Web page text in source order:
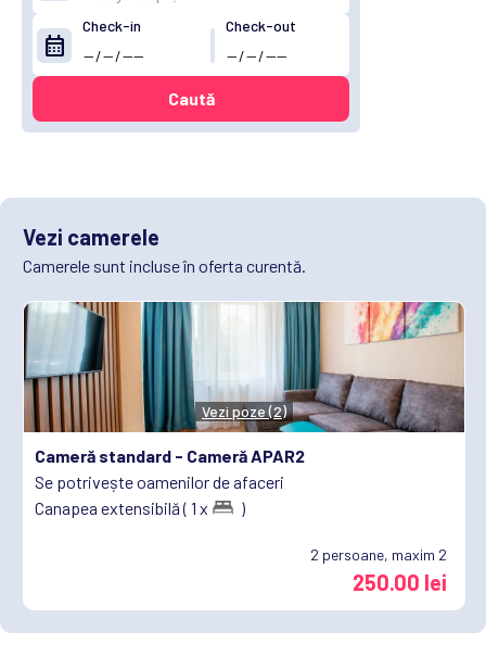
calendar_month
Check-in Check-out
Caută
Vezi camerele
Camerele sunt incluse în oferta curentă.
Vezi poze (2)
Cameră standard - Cameră APAR2
Se potrivește oamenilor de afaceri
Canapea extensibilă ( 1 x
)
2 persoane, maxim 2
250.00 lei